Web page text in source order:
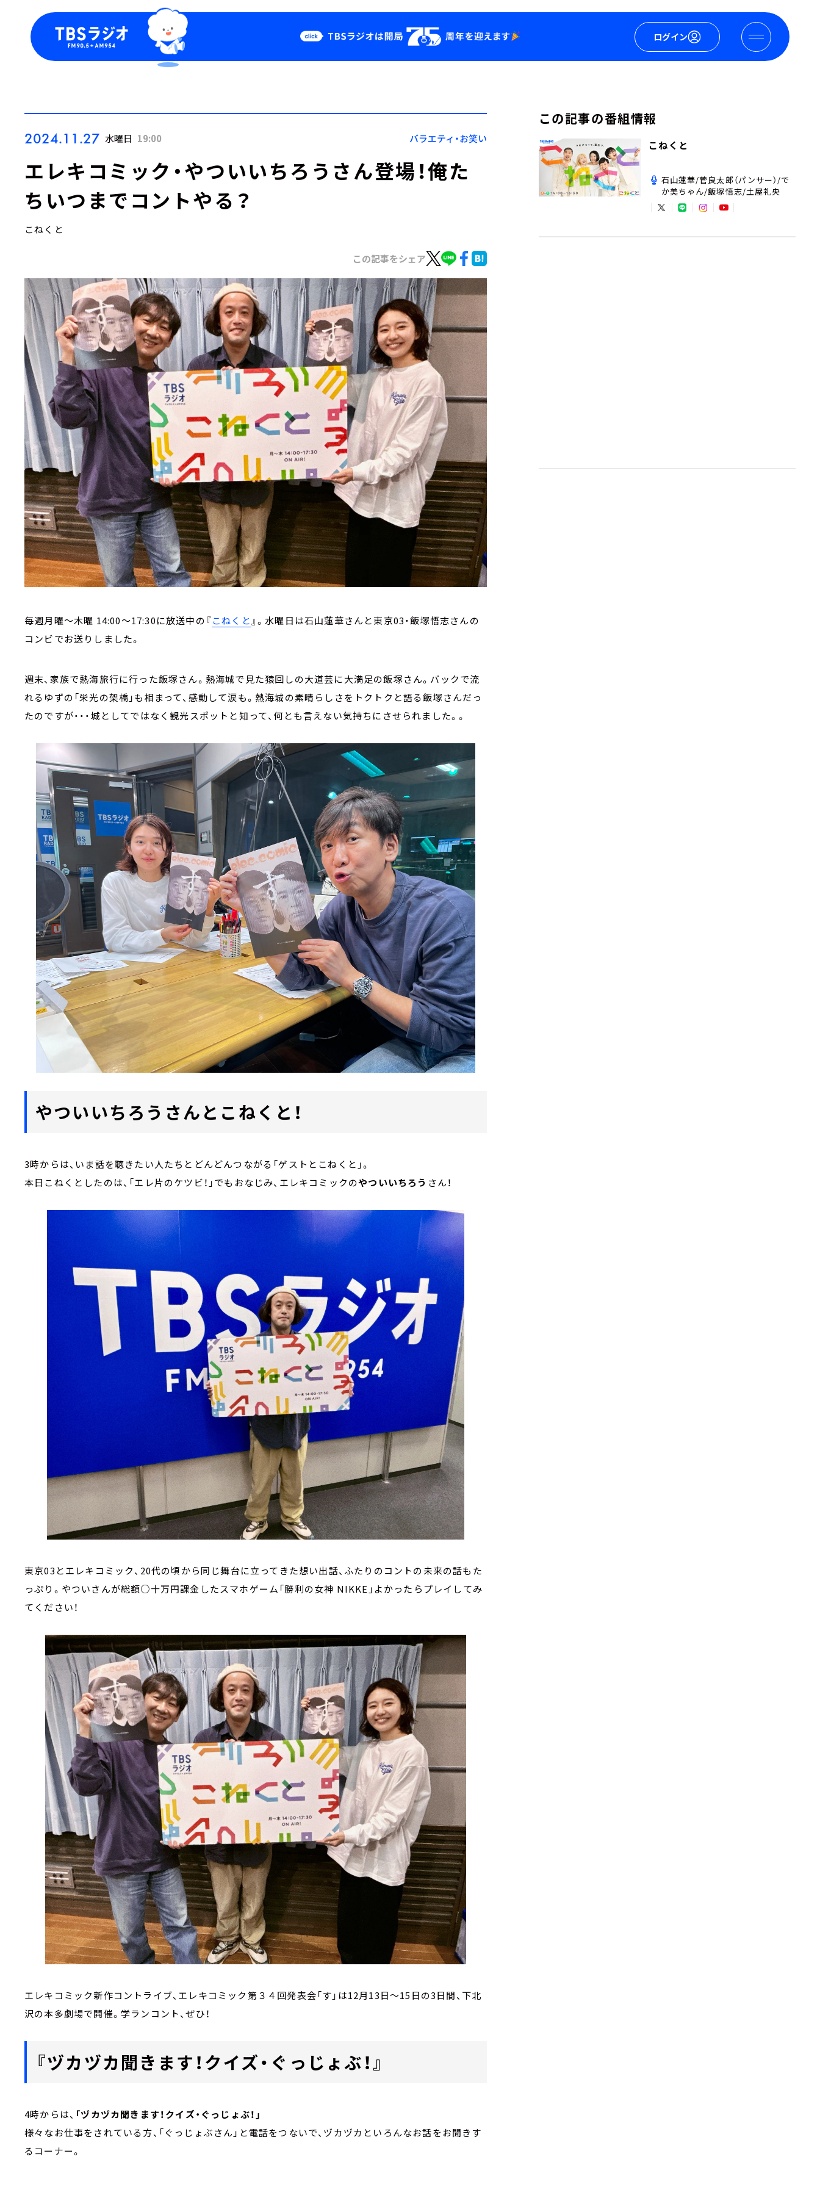
ログイン
Podcast
YouTube
会社情報
2024.11.27 水曜日 19:00 バラエティ・お笑い
エレキコミック・やついいちろうさん登場！俺た
ちいつまでコントやる？
こねくと
この記事をシェア
毎週月曜～木曜 14:00～17:30に放送中の『こねくと 』。水曜日は石山蓮華さんと東京03・飯塚悟志さんの
コンビでお送りしました。
週末、家族で熱海旅行に行った飯塚さん。熱海城で見た猿回しの大道芸に大満足の飯塚さん。バックで流
れるゆずの「栄光の架橋」も相まって、感動して涙も。熱海城の素晴らしさをトクトクと語る飯塚さんだっ
たのですが・・・城としてではなく観光スポットと知って、何とも言えない気持ちにさせられました。。
やついいちろうさんとこねくと！
3時からは、いま話を聴きたい人たちとどんどんつながる「ゲストとこねくと」。
本日こねくとしたのは、「エレ片のケツビ！」でもおなじみ、エレキコミックのやついいちろう さん！
東京03とエレキコミック、20代の頃から同じ舞台に立ってきた想い出話、ふたりのコントの未来の話もた
っぷり。やついさんが総額○十万円課金したスマホゲーム「勝利の女神 NIKKE」よかったらプレイしてみ
てください！
エレキコミック新作コントライブ、エレキコミック第３４回発表会「す」は12月13日～15日の3日間、下北
沢の本多劇場で開催。学ランコント、ぜひ！
『ヅカヅカ聞きます！クイズ・ぐっじょぶ！』
4時からは、 「ヅカヅカ聞きます！クイズ・ぐっじょぶ！」
様々なお仕事をされている方、「ぐっじょぶさん」と電話をつないで、ヅカヅカといろんなお話をお聞きす
るコーナー。
この記事の番組情報
こねくと
石山蓮華/菅良太郎（パンサー）/で
か美ちゃん/飯塚悟志/土屋礼央